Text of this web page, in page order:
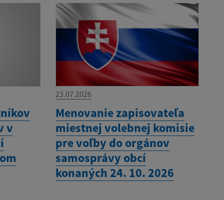
v
23.07.2026
Menovanie zapisovateľa
miestnej volebnej komisie
pre voľby do orgánov
samosprávy obcí
konaných 24. 10. 2026